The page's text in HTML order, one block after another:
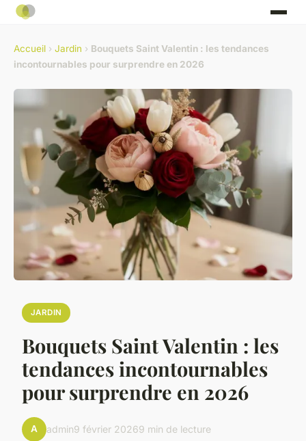
Accueil › Jardin › Bouquets Saint Valentin : les tendances
incontournables pour surprendre en 2026
JARDIN
Bouquets Saint Valentin : les
tendances incontournables
pour surprendre en 2026
A admin9 février 20269 min de lecture